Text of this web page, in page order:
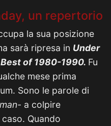
un repertorio
la sua posizione
sarà ripresa in Under
of 1980-1990. Fu
mese prima
Sono le parole di
a colpire
Quando